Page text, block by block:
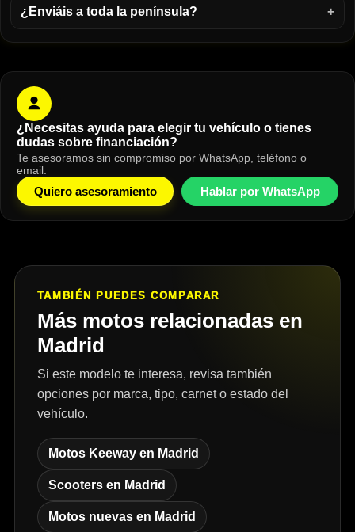
¿Enviáis a toda la península?
¿Necesitas ayuda para elegir tu vehículo o tienes
dudas sobre financiación?
Te asesoramos sin compromiso por WhatsApp, teléfono o
email.
Quiero asesoramiento Hablar por WhatsApp
TAMBIÉN PUEDES COMPARAR
Más motos relacionadas en
Madrid
Si este modelo te interesa, revisa también
opciones por marca, tipo, carnet o estado del
vehículo.
Motos Keeway en Madrid
Scooters en Madrid
Motos nuevas en Madrid